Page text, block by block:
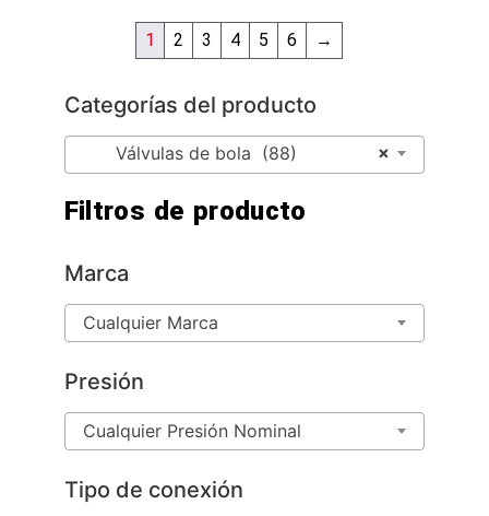
1 2 3 4 5 6 →
Categorías del producto
×
Válvulas de bola (88)
Filtros de producto
Marca
Cualquier Marca
Presión
Cualquier Presión Nominal
Tipo de conexión